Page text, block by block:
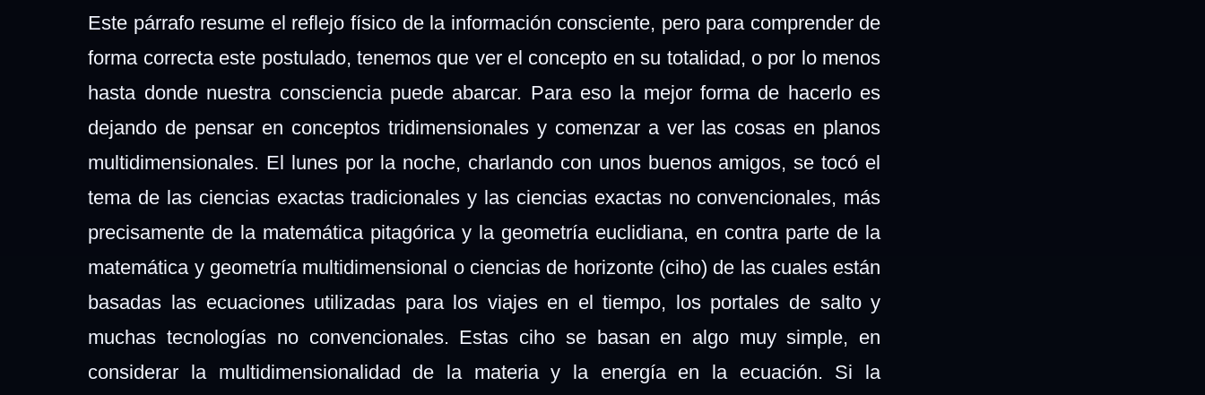
Este párrafo resume el reflejo físico de la información consciente, pero para comprender de
forma correcta este postulado, tenemos que ver el concepto en su totalidad, o por lo menos
hasta donde nuestra consciencia puede abarcar. Para eso la mejor forma de hacerlo es
dejando de pensar en conceptos tridimensionales y comenzar a ver las cosas en planos
multidimensionales. El lunes por la noche, charlando con unos buenos amigos, se tocó el
tema de las ciencias exactas tradicionales y las ciencias exactas no convencionales, más
precisamente de la matemática pitagórica y la geometría euclidiana, en contra parte de la
matemática y geometría multidimensional o ciencias de horizonte (ciho) de las cuales están
basadas las ecuaciones utilizadas para los viajes en el tiempo, los portales de salto y
muchas tecnologías no convencionales. Estas ciho se basan en algo muy simple, en
considerar la multidimensionalidad de la materia y la energía en la ecuación. Si la